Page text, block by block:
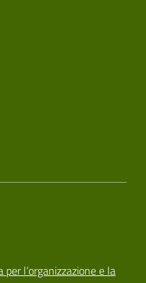
l’organizzazione e la